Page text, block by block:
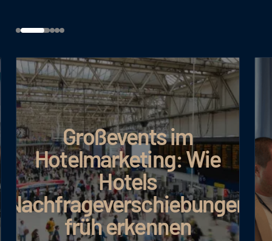
Großevents im
Hotelmarketing: Wie
Hotels
Nachfrageverschiebungen
früh erkennen